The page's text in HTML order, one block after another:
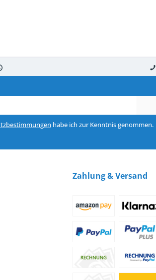
habe ich zur Kenntnis genommen.
Zahlung & Versand